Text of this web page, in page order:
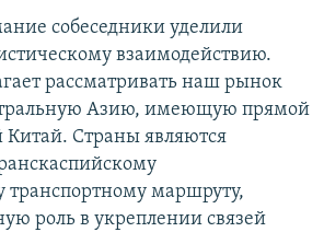
собеседники уделили
взаимодействию.
рассматривать наш рынок
Азию, имеющую прямой
Китай. Страны являются
маршруту,
роль в укреплении связей